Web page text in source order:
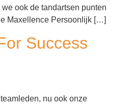
ook de tandartsen punten
Maxellence Persoonlijk […]
Success
nu ook onze